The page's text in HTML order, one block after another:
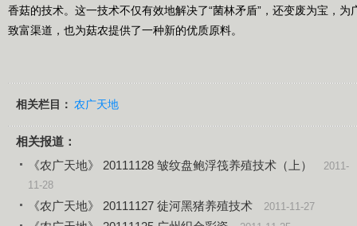
香菇的技术。这一技术不仅有效地解决了“菌林矛盾”，还变废为宝，
致富渠道，也为菇农提供了一种新的优质原料。
相关栏目： 农广天地
相关报道：
《农广天地》 20111128 皱纹盘鲍浮筏养殖技术（上）
2011-
11-28
《农广天地》 20111127 徒河黑猪养殖技术
2011-11-27